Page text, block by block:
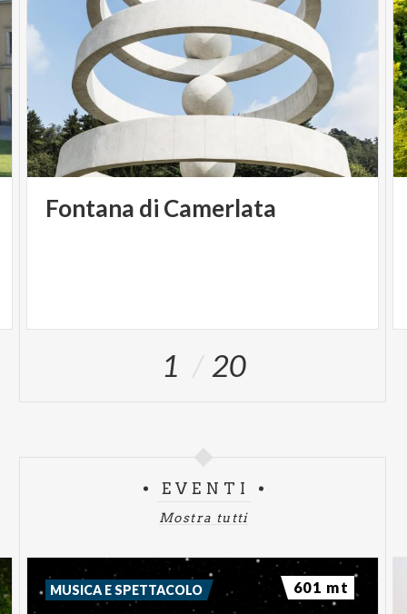
Fontana di Camerlata
1 20
EVENTI
Mostra tutti
MUSICA E SPETTACOLO 601 mt